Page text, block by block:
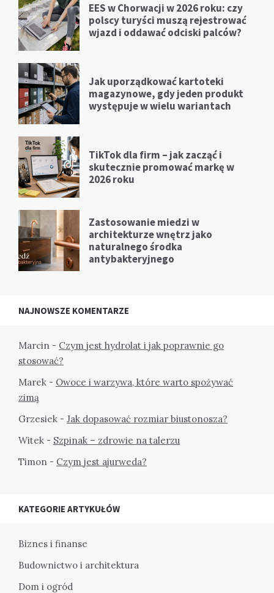
EES w Chorwacji w 2026 roku: czy
polscy turyści muszą rejestrować
wjazd i oddawać odciski palców?
Jak uporządkować kartoteki
magazynowe, gdy jeden produkt
występuje w wielu wariantach
TikTok dla firm – jak zacząć i
skutecznie promować markę w
2026 roku
Zastosowanie miedzi w
architekturze wnętrz jako
naturalnego środka
antybakteryjnego
NAJNOWSZE KOMENTARZE
Marcin - Czym jest hydrolat i jak poprawnie go
stosować?
Marek - Owoce i warzywa, które warto spożywać
zimą
Grzesiek - Jak dopasować rozmiar biustonosza?
Witek - Szpinak – zdrowie na talerzu
Timon - Czym jest ajurweda?
KATEGORIE ARTYKUŁÓW
Biznes i finanse
Budownictwo i architektura
Dom i ogród